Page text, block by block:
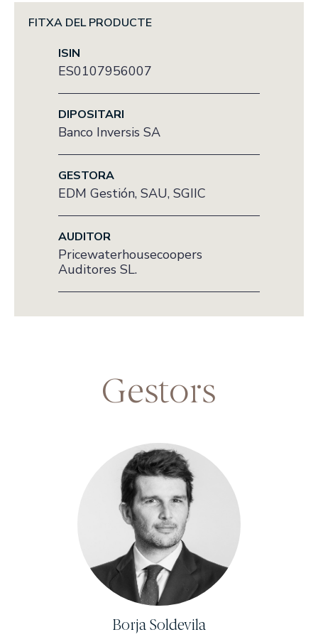
FITXA DEL PRODUCTE
ISIN
ES0107956007
DIPOSITARI
Banco Inversis SA
GESTORA
EDM Gestión, SAU, SGIIC
AUDITOR
Pricewaterhousecoopers
Auditores SL.
Gestors
Borja Soldevila
Licenciado en Derecho, Master Business in Law
y Master en Fiscalidad
ESADE (Barcelona)
MBA con especialización en Finanzas y
Contabilidad
Universitat de Chicago, Booth School of Business
amb especialització en Finances i Comptabilitat.
Experiència prèvia a EDM de cinc anys en l’equip de fiscalitat